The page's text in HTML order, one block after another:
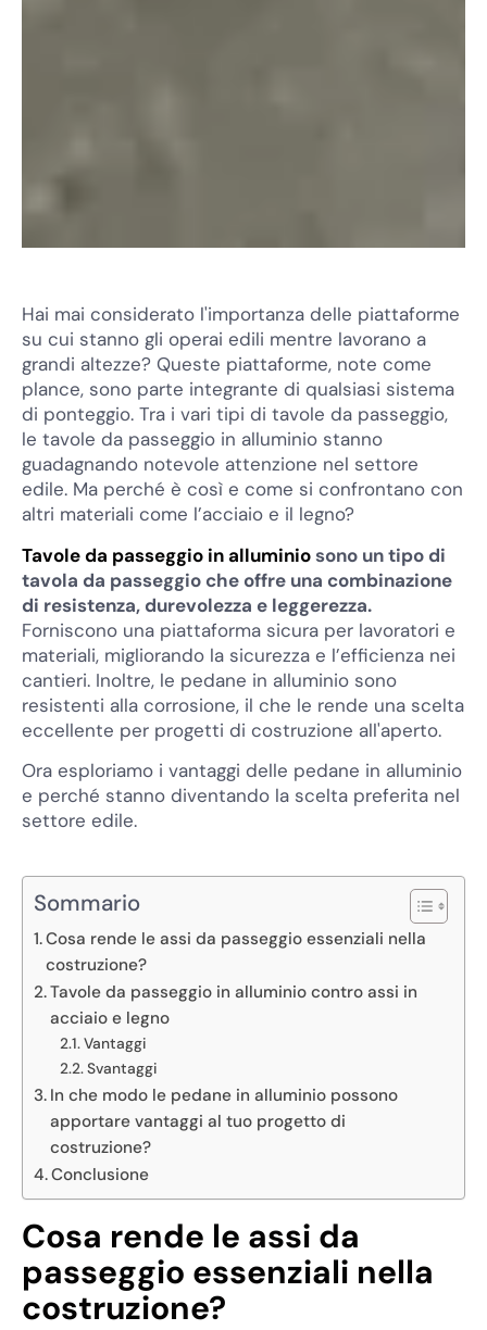
Hai mai considerato l'importanza delle piattaforme
su cui stanno gli operai edili mentre lavorano a
grandi altezze? Queste piattaforme, note come
plance, sono parte integrante di qualsiasi sistema
di ponteggio. Tra i vari tipi di tavole da passeggio,
le tavole da passeggio in alluminio stanno
guadagnando notevole attenzione nel settore
edile. Ma perché è così e come si confrontano con
altri materiali come l’acciaio e il legno?
Tavole da passeggio in alluminiosono un tipo di
tavola da passeggio che offre una combinazione
di resistenza, durevolezza e leggerezza.
Forniscono una piattaforma sicura per lavoratori e
materiali, migliorando la sicurezza e l’efficienza nei
cantieri. Inoltre, le pedane in alluminio sono
resistenti alla corrosione, il che le rende una scelta
eccellente per progetti di costruzione all'aperto.
Ora esploriamo i vantaggi delle pedane in alluminio
e perché stanno diventando la scelta preferita nel
settore edile.
Sommario
Cosa rende le assi da passeggio essenziali nella
costruzione?
Tavole da passeggio in alluminio contro assi in
acciaio e legno
Vantaggi
Svantaggi
In che modo le pedane in alluminio possono
apportare vantaggi al tuo progetto di
costruzione?
Conclusione
Cosa rende le assi da
passeggio essenziali nella
costruzione?